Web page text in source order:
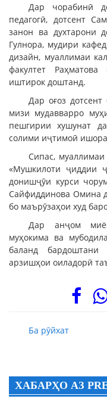
Дар чорабинӣ
педагогӣ, дотсент
занон ва духтарони
Гулнора, мудири
дизайн, муаллимаи
факултет
иштирок доштанд.
Дар оғоз
мизи мудавварро
пешгирии хушунат
солими иҷтимоӣ
Сипас,
«Мушкилоти ҷиддии
донишҷӯи курси
Сайфиддинова Омина
бо маърӯзаҳои худ
Дар анҷом
муҳокима ва
баланд
арзишҳои оиладорӣ
Ба рӯйхат
ХАБАРҲО АЗ